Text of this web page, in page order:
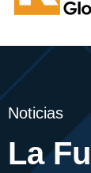
Noticias
La